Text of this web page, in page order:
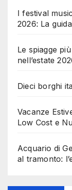
I festival
2026: La
Le spiagge
nell’estate
Dieci borghi
Vacanze
Low Cost e
Acquario di
al tramonto: